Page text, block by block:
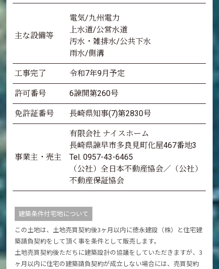
主な設備等
電気/九州電力
上水道/公営水道
汚水・雑排水/公共下水
雨水/側溝
工事完了 令和7年9月予定
許可番号 6諫開第260号
免許証番号 長崎県知事(7)第2830号
事業主・売主
有限会社 ナイスホーム
長崎県諫早市多良見町化屋467番地3
Tel. 0957-43-6465
（公社）全日本不動産協会／（公社）
不動産保証協会
建築条件付宅地について
この土地は、土地売買契約後3ヶ月以内に徳永建設（株）と住宅建
築請負契約をして頂く事を条件として販売します。
土地売買契約後ただちに建築設計の協議をしていただきますが、3
ヶ月以内に住宅の建築請負契約が成立しない場合には、売買契約